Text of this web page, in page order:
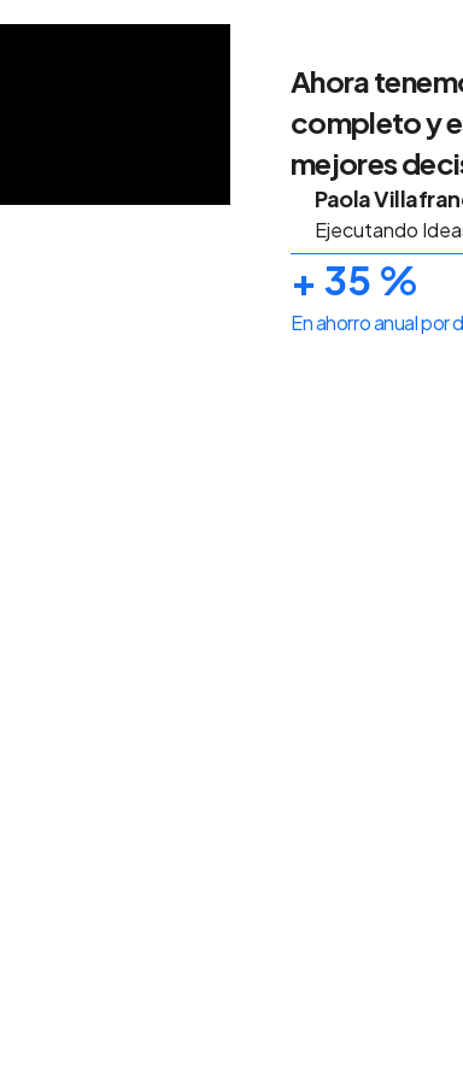
Ahora
completo y
mejores
Paola
Ejecutando
+ 35 %
En ahorro anual por